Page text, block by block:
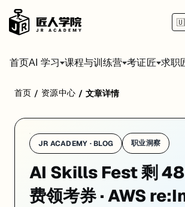
首页AI 学习 课程与训练营 考证匠 求职
Microsoft AI Skills Fest 2026（6 月 8–12 日）
首页 / 资源中心 / 文章详情
JR ACADEMY · BLOG 职业洞察
AI Skills Fest 剩
费领考券 · AWS